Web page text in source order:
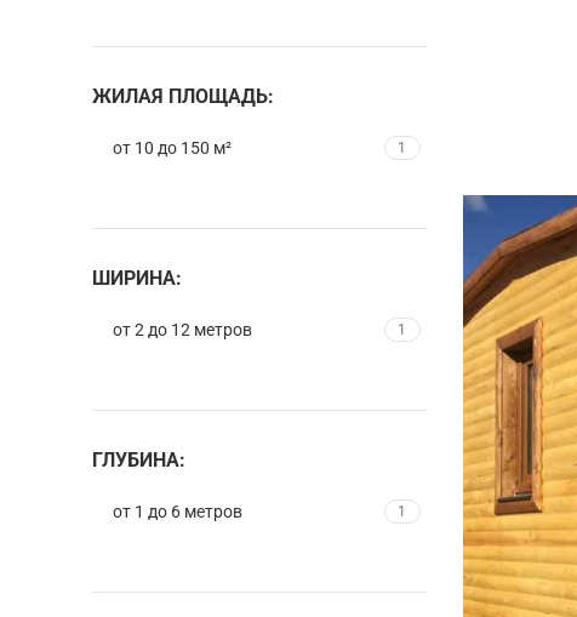
ЖИЛАЯ ПЛОЩАДЬ:
от 10 до 150 м² 1
ШИРИНА:
от 2 до 12 метров 1
ГЛУБИНА:
от 1 до 6 метров 1